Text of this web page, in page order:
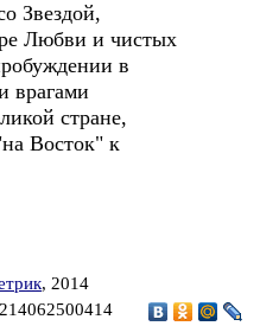
Звездой,
Любви и чистых
в
врагами
стране,
Восток" к
, 2014